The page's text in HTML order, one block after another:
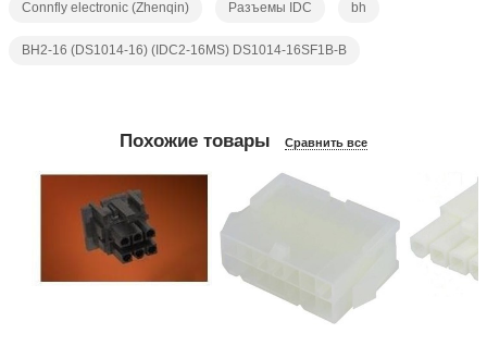
Connfly electronic (Zhenqin) Разъемы IDC bh
BH2-16 (DS1014-16) (IDC2-16MS) DS1014-16SF1B-B
Похожие товары Сравнить все